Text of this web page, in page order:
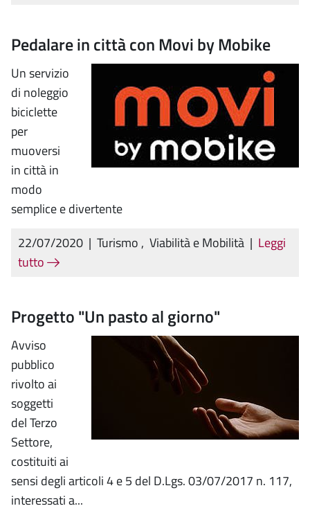
Pedalare in città con Movi by Mobike
Un servizio
di noleggio
biciclette
per
muoversi
in città in
modo
semplice e divertente
22/07/2020 | Turismo , Viabilità e Mobilità | Leggi
tutto
Progetto "Un pasto al giorno"
Avviso
pubblico
rivolto ai
soggetti
del Terzo
Settore,
costituiti ai
sensi degli articoli 4 e 5 del D.Lgs. 03/07/2017 n. 117,
interessati a...